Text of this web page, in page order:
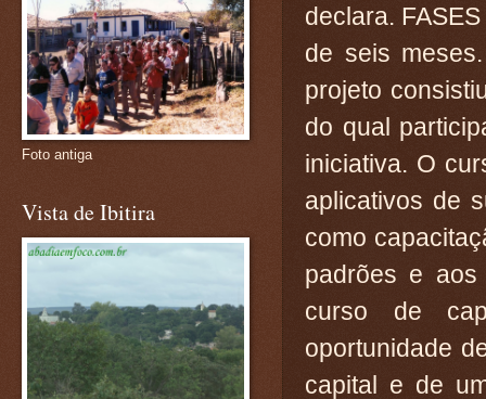
declara.
de seis
projeto
do qual
iniciativa. O
aplicativos de
como
padrões e aos
curso de
oportunidade
capital e de
Foto antiga
Vista de Ibitira